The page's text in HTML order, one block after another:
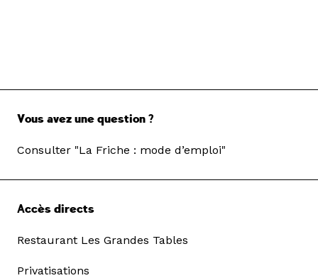
Vous avez une question ?
Consulter "La Friche : mode d’emploi"
Accès directs
Restaurant Les Grandes Tables
Privatisations